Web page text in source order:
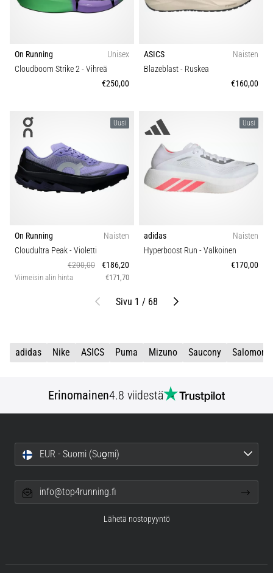
On Running
Unisex
Cloudboom Strike 2- Vihreä
€250,00
ASICS
Naisten
Blazeblast- Ruskea
€160,00
Uusi
On Running
Naisten
Cloudultra Peak- Violetti
€200,00
€186,20
Viimeisin alin hinta €171,70
Uusi
adidas
Naisten
Hyperboost Run - Valkoinen
€170,00
EdellinenSivu 1 / 68 Seuraava
adidas Nike ASICS Puma Mizuno Saucony Salomon
Erinomainen4.8 viidestä
EUR - Suomi (Suo̯mi)
info@top4running.fi
Lähetä nostopyyntö